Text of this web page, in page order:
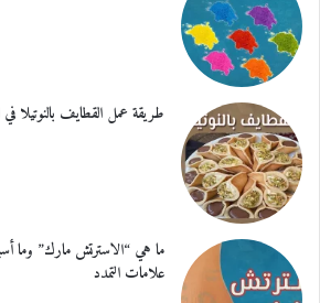
طريقة عمل القطايف بالنوتيلا في
ما هي “الاسترتش مارك” وما
علامات التمدد